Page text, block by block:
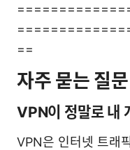
==
자주 묻는 질
VPN이 정말로 내
VPN은 인터넷 트래